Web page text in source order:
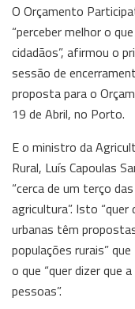
O Orçamento
“perceber melhor o
cidadãos”, afirmou o
sessão de
proposta para o
19 de Abril, no Porto.
E o ministro da
Rural, Luís Capoulas
“cerca de um terço
agricultura”. Isto
urbanas têm
populações rurais”
o que “quer dizer que
pessoas”.